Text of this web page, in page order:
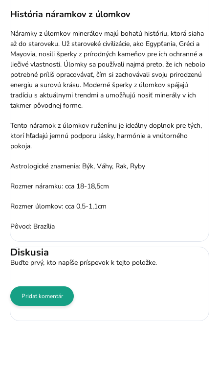
História náramkov z úlomkov
Náramky z úlomkov minerálov majú bohatú históriu, ktorá siaha
až do staroveku. Už staroveké civilizácie, ako Egypťania, Gréci a
Mayovia, nosili šperky z prírodných kameňov pre ich ochranné a
liečivé vlastnosti. Úlomky sa používali najmä preto, že ich nebolo
potrebné príliš opracovávať, čím si zachovávali svoju prirodzenú
energiu a surovú krásu. Moderné šperky z úlomkov spájajú
tradíciu s aktuálnymi trendmi a umožňujú nosiť minerály v ich
takmer pôvodnej forme.
Tento náramok z úlomkov ruženínu je ideálny doplnok pre tých,
ktorí hľadajú jemnú podporu lásky, harmónie a vnútorného
pokoja.
Astrologické znamenia: Býk, Váhy, Rak, Ryby
Rozmer náramku: cca 18-18,5cm
Rozmer úlomkov: cca 0,5-1,1cm
Pôvod: Brazília
Diskusia
Buďte prvý, kto napíše príspevok k tejto položke.
Pridať komentár